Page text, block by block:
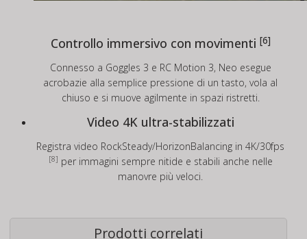
Controllo immersivo con movimenti [6]
Connesso a Goggles 3 e RC Motion 3, Neo esegue
acrobazie alla semplice pressione di un tasto, vola al
chiuso e si muove agilmente in spazi ristretti.
Video 4K ultra-stabilizzati
Registra video RockSteady/HorizonBalancing in 4K/30fps
[8] per immagini sempre nitide e stabili anche nelle
manovre più veloci.
Prodotti correlati